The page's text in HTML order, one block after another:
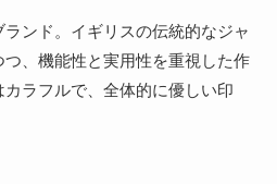
ンド。イギリスの伝統的なジャ
、機能性と実用性を重視した作
ラフルで、全体的に優しい印